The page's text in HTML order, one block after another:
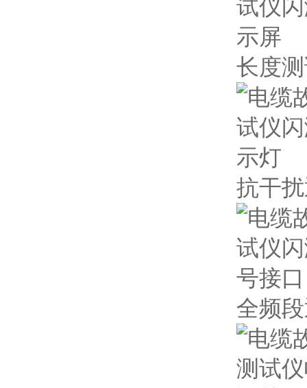
长度
抗干
全频